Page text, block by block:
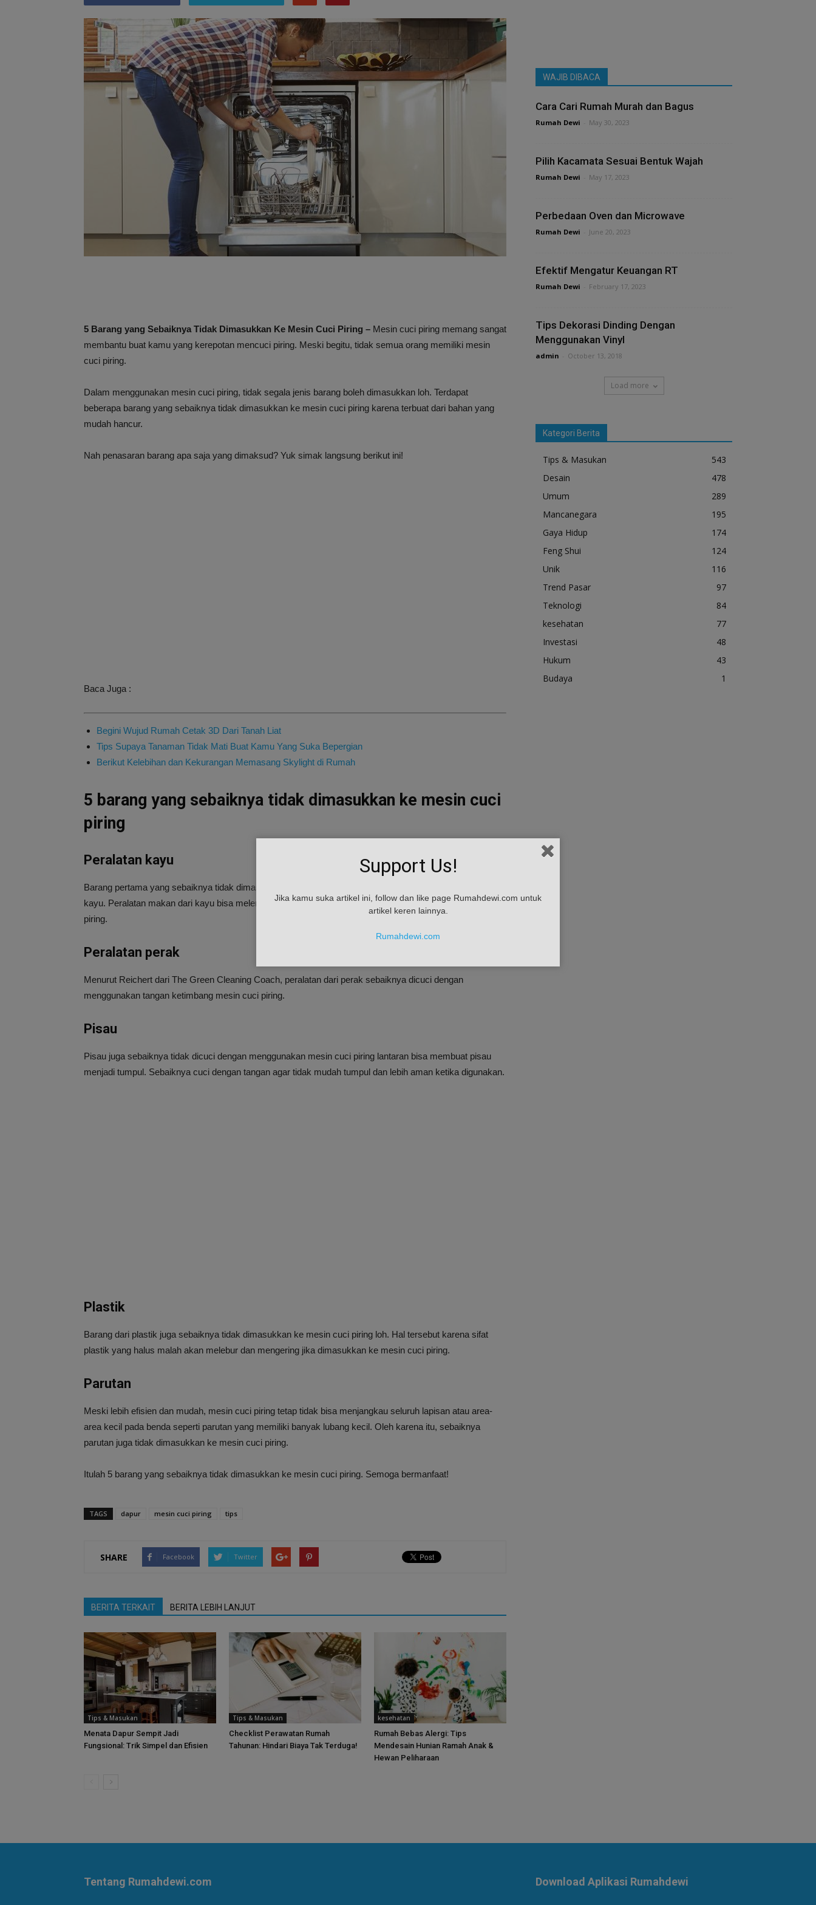
5 Barang yang Sebaiknya Tidak Dimasukkan Ke Mesin Cuci Piring – Mesin cuci piring memang sangat
membantu buat kamu yang kerepotan mencuci piring. Meski begitu, tidak semua orang memiliki mesin
cuci piring.
Dalam menggunakan mesin cuci piring, tidak segala jenis barang boleh dimasukkan loh. Terdapat
beberapa barang yang sebaiknya tidak dimasukkan ke mesin cuci piring karena terbuat dari bahan yang
mudah hancur.
Nah penasaran barang apa saja yang dimaksud? Yuk simak langsung berikut ini!
Baca Juga :
Begini Wujud Rumah Cetak 3D Dari Tanah Liat
Tips Supaya Tanaman Tidak Mati Buat Kamu Yang Suka Bepergian
Berikut Kelebihan dan Kekurangan Memasang Skylight di Rumah
5 barang yang sebaiknya tidak dimasukkan ke mesin cuci
piring
Peralatan kayu
Barang pertama yang sebaiknya tidak dimasukkan ke mesin cuci piring adalah barang dengan bahan dari
kayu. Peralatan makan dari kayu bisa melengkung atau bahkan retak karena suhu panas dari mesin cuci
piring.
Peralatan perak
Menurut Reichert dari The Green Cleaning Coach, peralatan dari perak sebaiknya dicuci dengan
menggunakan tangan ketimbang mesin cuci piring.
Pisau
Pisau juga sebaiknya tidak dicuci dengan menggunakan mesin cuci piring lantaran bisa membuat pisau
menjadi tumpul. Sebaiknya cuci dengan tangan agar tidak mudah tumpul dan lebih aman ketika digunakan.
Plastik
Barang dari plastik juga sebaiknya tidak dimasukkan ke mesin cuci piring loh. Hal tersebut karena sifat
plastik yang halus malah akan melebur dan mengering jika dimasukkan ke mesin cuci piring.
Parutan
Meski lebih efisien dan mudah, mesin cuci piring tetap tidak bisa menjangkau seluruh lapisan atau area-
area kecil pada benda seperti parutan yang memiliki banyak lubang kecil. Oleh karena itu, sebaiknya
parutan juga tidak dimasukkan ke mesin cuci piring.
Itulah 5 barang yang sebaiknya tidak dimasukkan ke mesin cuci piring. Semoga bermanfaat!
TAGS dapur mesin cuci piring tips
SHARE Facebook Twitter
BERITA TERKAIT BERITA LEBIH LANJUT
Tips & Masukan
Menata Dapur Sempit Jadi
Fungsional: Trik Simpel dan Efisien
Tips & Masukan
Checklist Perawatan Rumah
Tahunan: Hindari Biaya Tak Terduga!
kesehatan
Rumah Bebas Alergi: Tips
Mendesain Hunian Ramah Anak &
Hewan Peliharaan
WAJIB DIBACA
Cara Cari Rumah Murah dan Bagus
Rumah Dewi May 30, 2023
Pilih Kacamata Sesuai Bentuk Wajah
Rumah Dewi May 17, 2023
Perbedaan Oven dan Microwave
Rumah Dewi June 20, 2023
Efektif Mengatur Keuangan RT
Rumah Dewi February 17, 2023
Tips Dekorasi Dinding Dengan
Menggunakan Vinyl
admin October 13, 2018
Load more
Kategori Berita
Tips & Masukan
543
Desain
478
Umum
289
Mancanegara
195
Gaya Hidup
174
Feng Shui
124
Unik
116
Trend Pasar
97
Teknologi
84
kesehatan
77
Investasi
48
Hukum
43
Budaya
1
Tentang Rumahdewi.com Download Aplikasi Rumahdewi
Support Us!
Jika kamu suka artikel ini, follow dan like page Rumahdewi.com untuk
artikel keren lainnya.
Rumahdewi.com